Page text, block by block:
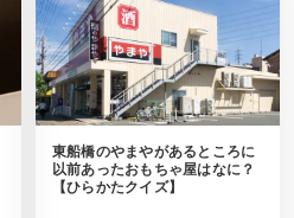
東船橋のやまやがあるところに
以前あったおもちゃ屋はなに？
【ひらかたクイズ】